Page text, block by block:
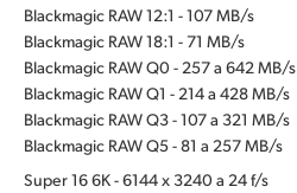
Blackmagic RAW 12:1 - 107 MB/s
Blackmagic RAW 18:1 - 71 MB/s
Blackmagic RAW Q0 - 257 a 642 MB/s
Blackmagic RAW Q1 - 214 a 428 MB/s
Blackmagic RAW Q3 - 107 a 321 MB/s
Blackmagic RAW Q5 - 81 a 257 MB/s
Super 16 6K - 6144 x 3240 a 24 f/s